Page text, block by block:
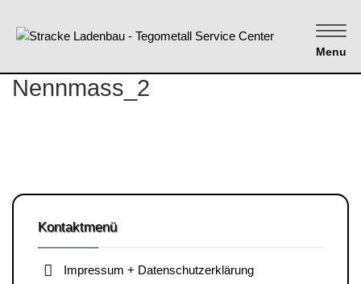
Menu
Nennmass_2
Kontaktmenü
Impressum + Datenschutzerklärung